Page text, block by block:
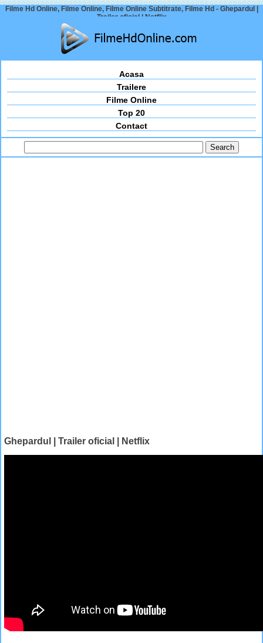
Filme Hd Online, Filme Online, Filme Online Subtitrate, Filme Hd - Ghepardul |
Trailer oficial | Netflix
Acasa
Trailere
Filme Online
Top 20
Contact
Ghepardul | Trailer oficial | Netflix